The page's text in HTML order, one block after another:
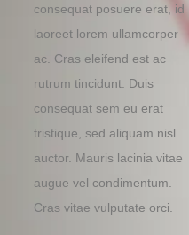
consequat posuere erat, id
laoreet lorem ullamcorper
ac. Cras eleifend est ac
rutrum tincidunt. Duis
consequat sem eu erat
tristique, sed aliquam nisl
auctor. Mauris lacinia vitae
augue vel condimentum.
Cras vitae vulputate orci.